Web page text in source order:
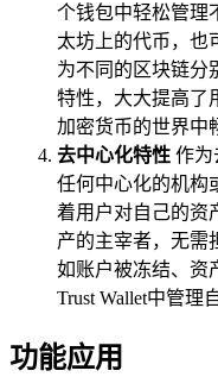
个钱包中轻松管理
太坊上的代币，也
为不同的区块链分
特性，大大提高了
加密货币的世界中
去中心化特性 作为
任何中心化的机构
着用户对自己的资
产的主宰者，无需
如账户被冻结、资
Trust Wallet中管理
功能应用